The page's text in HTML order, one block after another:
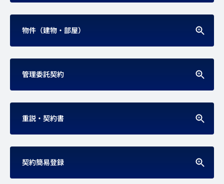
物件（建物・部屋）
管理委託契約
重説・契約書
契約簡易登録